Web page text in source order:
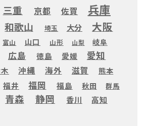
三重 京都 佐賀 兵庫
和歌山 埼玉 大分 大阪
富山 山口 山形 山梨
岐阜
広島 徳島 愛媛 愛知
沖縄 海外 滋賀
熊本
福井 福岡 福島 秋田 群馬
青森 静岡 香川 高知